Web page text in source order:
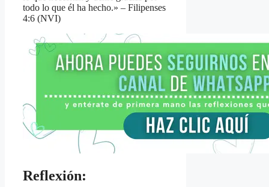
todo lo que él ha hecho.» – Filipenses
4:6 (NVI)
Reflexión: